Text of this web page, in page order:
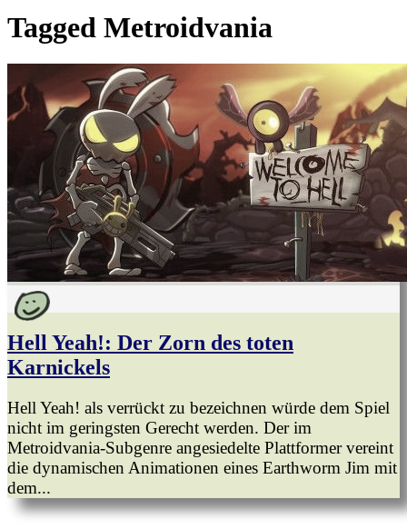
Tagged Metroidvania
Hell Yeah!: Der Zorn des toten
Karnickels
Hell Yeah! als verrückt zu bezeichnen würde dem Spiel
nicht im geringsten Gerecht werden. Der im
Metroidvania-Subgenre angesiedelte Plattformer vereint
die dynamischen Animationen eines Earthworm Jim mit
dem...